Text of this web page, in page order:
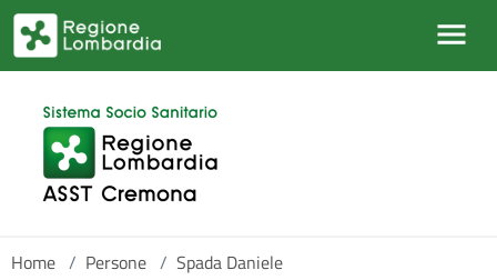
Salta al contenuto principale
Home / Persone / Spada Daniele